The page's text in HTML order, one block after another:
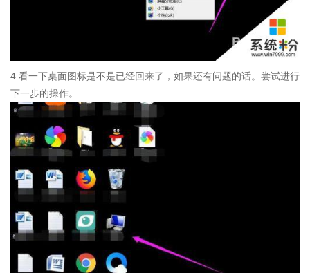
4.看一下桌面图标是不是已经回来了，如果还有问题的话。尝试进行
下一步的操作。